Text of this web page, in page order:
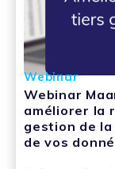
Webinar
Webinar
améliorer la
gestion de la
de vos